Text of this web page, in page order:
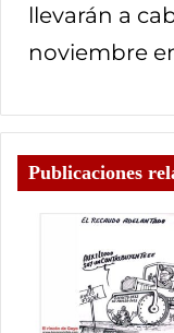
llevarán a
noviembre
Publicaciones